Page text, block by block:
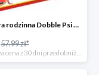
Rebel gra rodzinna Dobble Psi Patrol w Empiku Premium
57.99 zł*